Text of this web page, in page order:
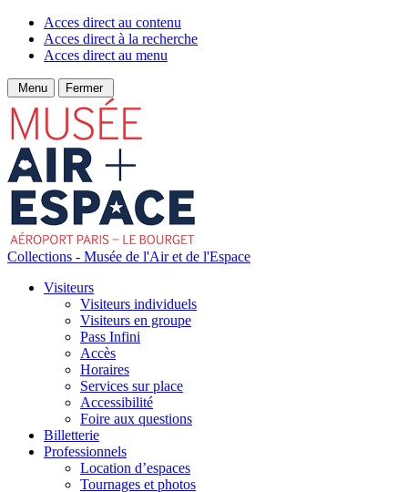
Acces direct au contenu
Acces direct à la recherche
Acces direct au menu
Menu Fermer
Collections - Musée de l'Air et de l'Espace
Visiteurs
Visiteurs individuels
Visiteurs en groupe
Pass Infini
Accès
Horaires
Services sur place
Accessibilité
Foire aux questions
Billetterie
Professionnels
Location d’espaces
Tournages et photos